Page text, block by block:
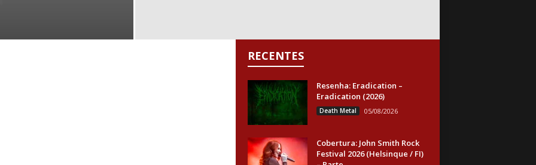
RECENTES
Resenha: Eradication –
Eradication (2026)
Death Metal 05/08/2026
Cobertura: John Smith Rock
Festival 2026 (Helsinque / FI)